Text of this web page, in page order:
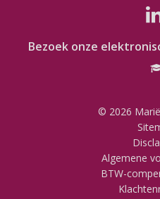
Bezoek onze
© 2026
Algemene
BTW-